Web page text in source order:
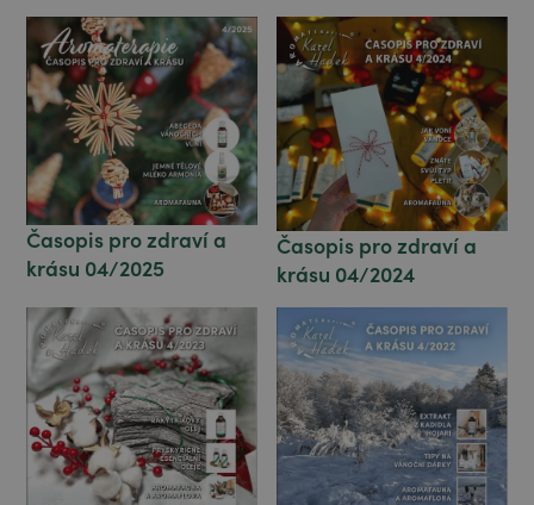
Časopis pro zdraví a
krásu 04/2025
Časopis pro zdraví a
krásu 04/2024